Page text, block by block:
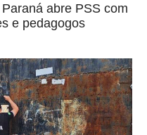
abre PSS com
e pedagogos